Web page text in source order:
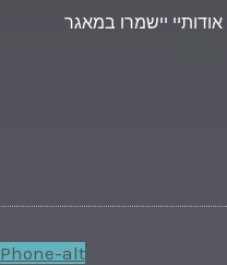
יישמרו במאגר
Phone-alt